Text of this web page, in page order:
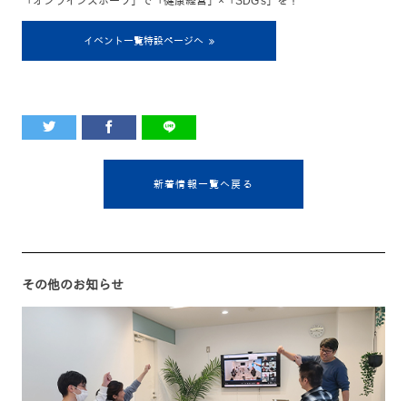
イベント一覧特設ページへ
新着情報一覧へ戻る
その他のお知らせ